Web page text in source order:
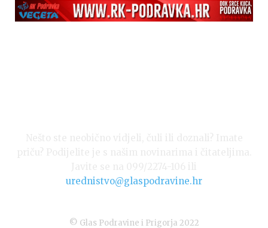
Snimio Dino Šef.
urednistvo@glaspodravine.hr
© Glas Podravine i Prigorja 2022